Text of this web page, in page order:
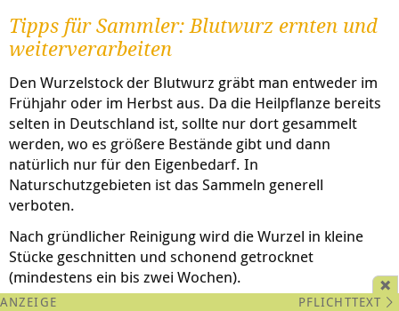
Tipps für Sammler: Blutwurz ernten und
weiterverarbeiten
Den Wurzelstock der Blutwurz gräbt man entweder im
Frühjahr oder im Herbst aus. Da die Heilpflanze bereits
selten in Deutschland ist, sollte nur dort gesammelt
werden, wo es größere Bestände gibt und dann
natürlich nur für den Eigenbedarf. In
Naturschutzgebieten ist das Sammeln generell
verboten.
Nach gründlicher Reinigung wird die Wurzel in kleine
Stücke geschnitten und schonend getrocknet
(mindestens ein bis zwei Wochen).
PFLICHTTEXT